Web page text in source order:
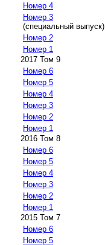
Номер 4
Номер 3
(специальный выпуск)
Номер 2
Номер 1
2017 Том 9
Номер 6
Номер 5
Номер 4
Номер 3
Номер 2
Номер 1
2016 Том 8
Номер 6
Номер 5
Номер 4
Номер 3
Номер 2
Номер 1
2015 Том 7
Номер 6
Номер 5